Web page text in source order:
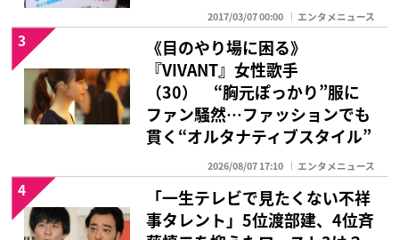
2017/03/07 00:00 エンタメニュース
《目のやり場に困る》
『VIVANT』女性歌手
（30） “胸元ぽっかり”服に
ファン騒然…ファッションでも
貫く“オルタナティブスタイル”
2026/08/07 17:10 エンタメニュース
3
「一生テレビで見たくない不祥
事タレント」5位渡部建、4位斉
4